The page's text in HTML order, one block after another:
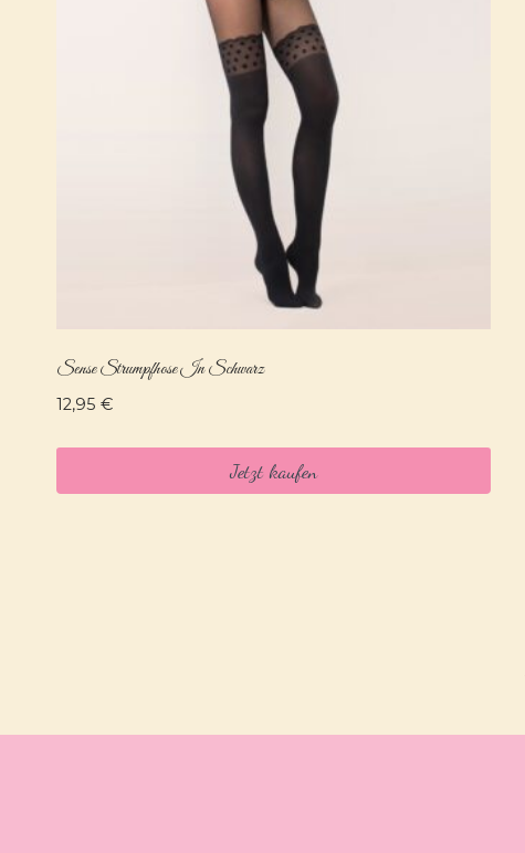
Sense Strumpfhose In Schwarz
12,95 €
Jetzt kaufen